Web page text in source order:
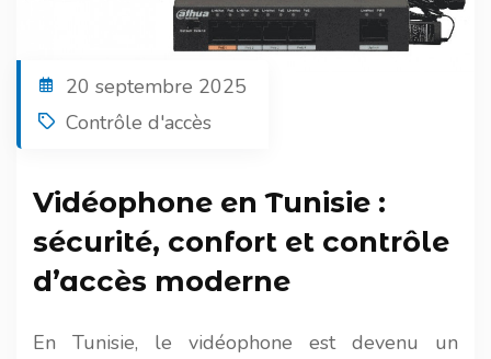
20 septembre 2025
Contrôle d'accès
Vidéophone en Tunisie :
sécurité, confort et contrôle
d’accès moderne
En Tunisie, le vidéophone est devenu un